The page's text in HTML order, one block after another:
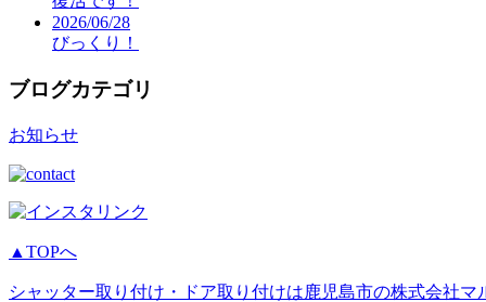
2026/06/28
びっくり！
ブログカテゴリ
お知らせ
▲TOPへ
シャッター取り付け・ドア取り付けは鹿児島市の株式会社マ